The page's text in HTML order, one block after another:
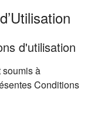
d'utilisation
soumis à
Conditions